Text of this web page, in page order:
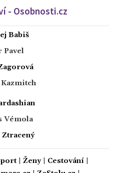
- Osobnosti.cz
Babiš
Pavel
Kazmitch
Vémola
| Ženy| Cestování|